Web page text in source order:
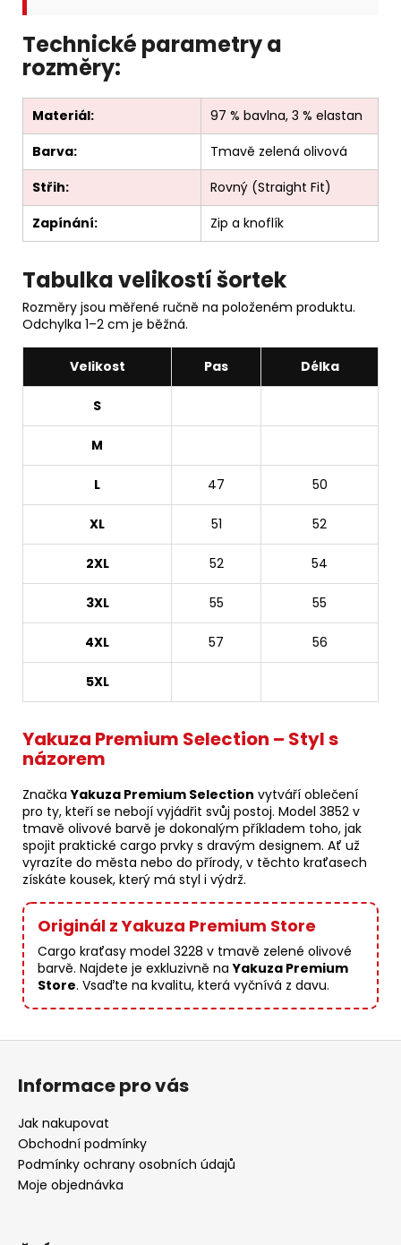
Technické parametry a
rozměry:
Materiál:
97 % bavlna, 3 % elastan
Barva:
Tmavě zelená olivová
Střih:
Rovný (Straight Fit)
Zapínání:
Zip a knoflík
Tabulka velikostí šortek
Rozměry jsou měřené ručně na položeném produktu.
Odchylka 1–2 cm je běžná.
Velikost Pas Délka
S
M
L 47 50
XL 51 52
2XL 52 54
3XL 55 55
4XL 57 56
5XL
Yakuza Premium Selection – Styl s
názorem
ZnačkaYakuza Premium Selection vytváří oblečení
pro ty, kteří se nebojí vyjádřit svůj postoj. Model 3852 v
tmavě olivové barvě je dokonalým příkladem toho, jak
spojit praktické cargo prvky s dravým designem. Ať už
vyrazíte do města nebo do přírody, v těchto kraťasech
získáte kousek, který má styl i výdrž.
Originál z Yakuza Premium Store
Cargo kraťasy model 3228 v tmavě zelené olivové
barvě. Najdete je exkluzivně naYakuza Premium
Store. Vsaďte na kvalitu, která vyčnívá z davu.
Informace pro vás
Jak nakupovat
Obchodní podmínky
Podmínky ochrany osobních údajů
Moje objednávka